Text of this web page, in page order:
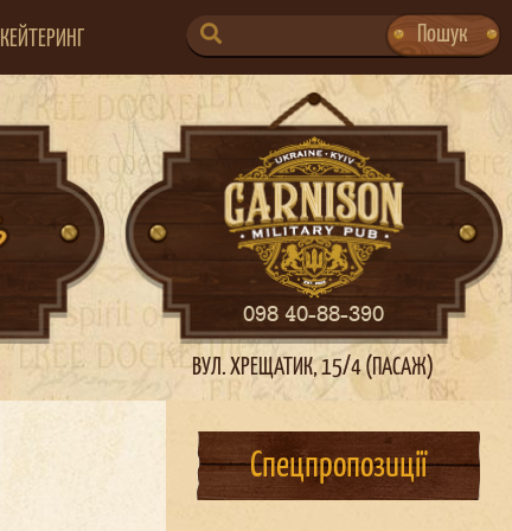
КЕЙТЕРИНГ
SEARCH
FOR:
Пошук
098 40-88-390
ВУЛ. ХРЕЩАТИК, 15/4 (ПАСАЖ)
Спецпропозиції